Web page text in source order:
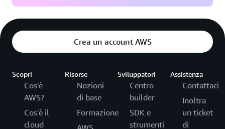
Crea un account AWS
Scopri
Cos'è
AWS?
Cos'è il
cloud
Risorse
Nozioni
di base
Formazione
Sviluppatori
Centro
builder
SDK e
strumenti
Assistenza
Contattaci
Inoltra
un ticket
di